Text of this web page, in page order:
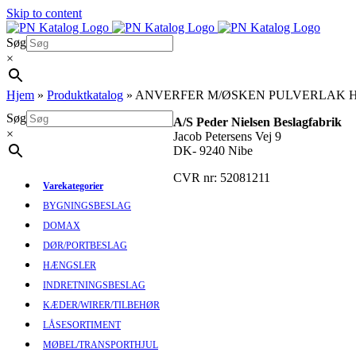
Skip to content
Søg
×
Hjem » Produktkatalog » ANVERFER M/ØSKEN PULVERLAK
Søg
×
Varekategorier
BYGNINGSBESLAG
DOMAX
DØR/PORTBESLAG
HÆNGSLER
INDRETNINGSBESLAG
KÆDER/WIRER/TILBEHØR
LÅSESORTIMENT
MØBEL/TRANSPORTHJUL
A/S Peder Nielsen Beslagfabrik
Jacob Petersens Vej 9
DK- 9240 Nibe
CVR nr: 52081211